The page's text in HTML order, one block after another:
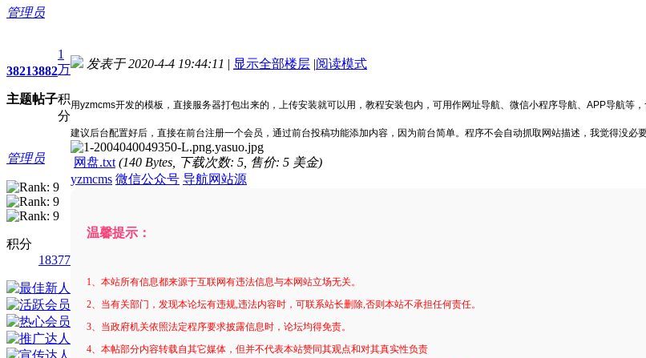
管理员
3821
主题
3882
帖子
1
万
积
分
管理员
积分
18377
发表于 2020-4-4 19:44:11 | 显示全部楼层 |阅读模式
用yzmcms开发的模板，直接服务器打包出来的，上传安装就可以用，教程安装包内，可用作网址导航、微信小程序导航、APP导航等，
建议后台配置好后，直接在前台注册一个会员，通过前台投稿功能添加内容，因为前台简单。程序不会自动抓取网站描述，我觉得没必
网盘.txt (140 Bytes, 下载次数: 5, 售价: 5 美金)
yzmcms 微信公众号 导航网站源
温馨提示：
1、本站所有信息都来源于互联网有违法信息与本网站立场无关。
2、当有关部门，发现本论坛有违规,违法内容时，可联系站长删除,否则本站不承担任何责任。
3、当政府机关依照法定程序要求披露信息时，论坛均得免责。
4、本帖部分内容转载自其它媒体，但并不代表本站赞同其观点和对其真实性负责